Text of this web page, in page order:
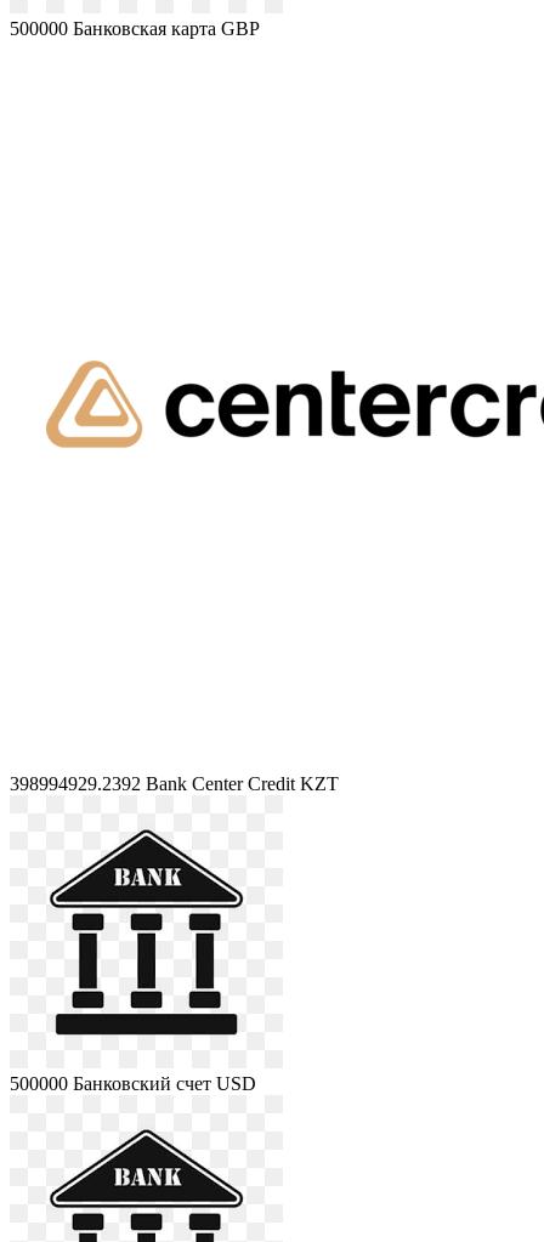
500000 Банковская карта GBP
398994929.2392 Bank Center Credit KZT
500000 Банковский счет USD